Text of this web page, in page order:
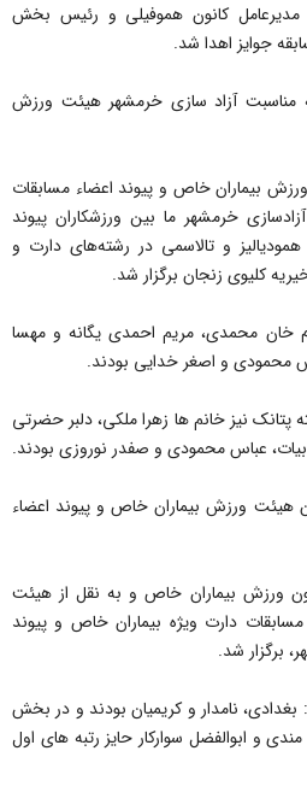
کانون هموفیلی و رئیس بخش
جوایز اهدا شد.
مناسبت آزاد سازی خرمشهر هیئت ورزش
بیماران خاص و پیوند اعضاء مسابقات
خرمشهر ما بین ورزشکاران پیوند
و تالاسمی در رشته‌های دارت و
کلیوی زنجان برگزار شد.
خان محمدی، مریم احمدی یگانه و مهسا
محمودی و اصغر خدایی بودند.
نیز خانم ها زهرا ملکی، دلبر حضرتی
عباس محمودی و صفدر نوروزی بودند.
هیئت ورزش بیماران خاص و پیوند اعضاء
ورزش بیماران خاص و به نقل از هیئت
دارت ویژه بیماران خاص و پیوند
برگزار شد.
نامدار و کریمیان بودند و در بخش
و ابوالفضل سوارکار حایز رتبه های اول